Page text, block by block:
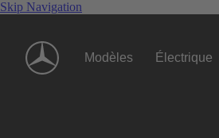
Skip Navigation
Modèles Électrique